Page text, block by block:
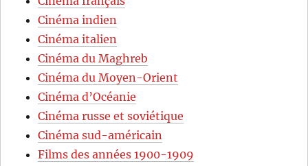
Cinéma indien
Cinéma italien
Cinéma du Maghreb
Cinéma du Moyen-Orient
Cinéma d’Océanie
Cinéma russe et soviétique
Cinéma sud-américain
Films des années 1900-1909